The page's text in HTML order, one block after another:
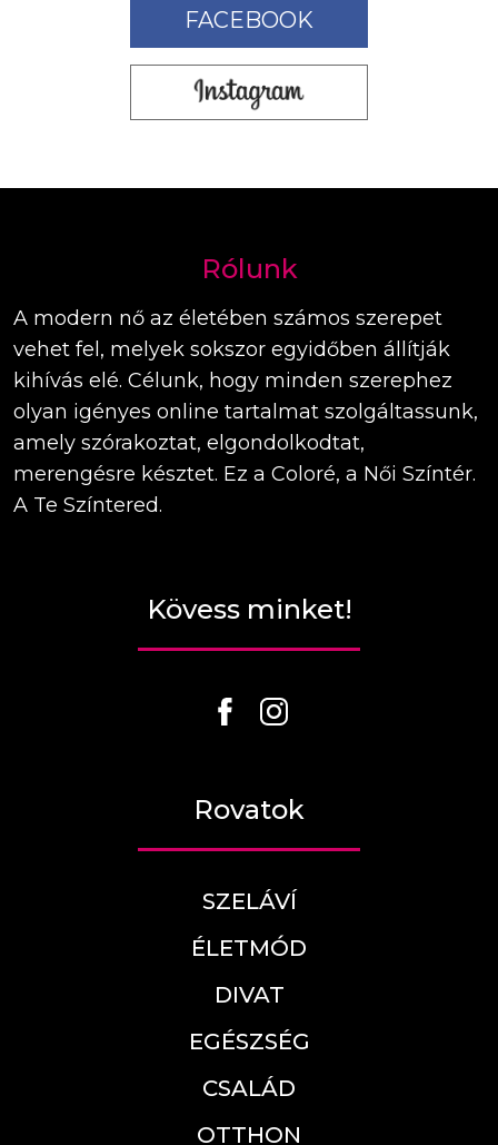
FACEBOOK
Rólunk
A modern nő az életében számos szerepet
vehet fel, melyek sokszor egyidőben állítják
kihívás elé. Célunk, hogy minden szerephez
olyan igényes online tartalmat szolgáltassunk,
amely szórakoztat, elgondolkodtat,
merengésre késztet. Ez a Coloré, a Női Színtér.
A Te Színtered.
Kövess minket!
Rovatok
SZELÁVÍ
ÉLETMÓD
DIVAT
EGÉSZSÉG
CSALÁD
OTTHON